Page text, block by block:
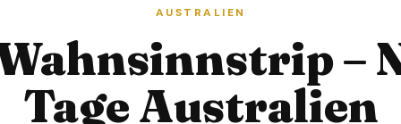
AUSTRALIEN
–
Tage Australien